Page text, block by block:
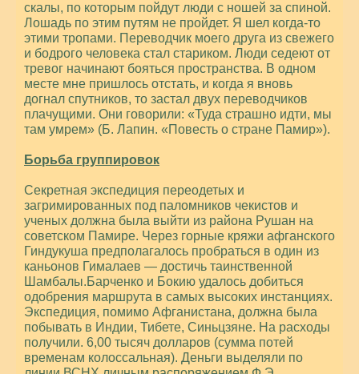
скалы, по которым пойдут люди с ношей за спиной.
Лошадь по этим путям не пройдет. Я шел когда-то
этими тропами. Переводчик моего друга из свежего
и бодрого человека стал стариком. Люди седеют от
тревог начинают бояться пространства. В одном
месте мне пришлось отстать, и когда я вновь
догнал спутников, то застал двух переводчиков
плачущими. Они говорили: «Туда страшно идти, мы
там умрем» (Б. Лапин. «Повесть о стране Памир»).
Борьба группировок
Секретная экспедиция переодетых и
загримированных под паломников чекистов и
ученых должна была выйти из района Рушан на
советском Памире. Через горные кряжи афганского
Гиндукуша предполагалось пробраться в один из
каньонов Гималаев — достичь таинственной
Шамбалы.Барченко и Бокию удалось добиться
одобрения маршрута в самых высоких инстанциях.
Экспедиция, помимо Афганистана, должна была
побывать в Индии, Тибете, Синьцзяне. На расходы
получили. 6,00 тысяч долларов (сумма потей
временам колоссальная). Деньги выделяли по